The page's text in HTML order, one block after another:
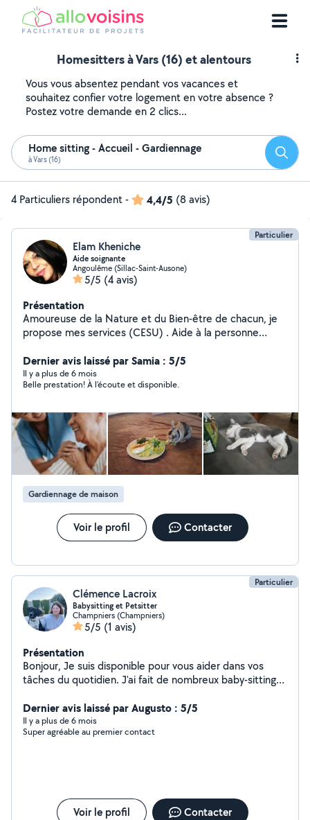
Homesitters à Vars (16) et alentours
Vous vous absentez pendant vos vacances et
souhaitez confier votre logement en votre absence ?
Postez votre demande en 2 clics...
Home sitting - Accueil - Gardiennage
à Vars (16)
4 Particuliers répondent- 4,4/5 (8 avis)
Particulier
Elam Kheniche
Aide soignante
Angoulême (Sillac-Saint-Ausone)
5/5 (4 avis)
Présentation
Amoureuse de la Nature et du Bien-être de chacun, je
propose mes services (CESU) . Aide à la personne
jardinage . Promenade de votre petit compagnon à
quatre pattes
Dernier avis laissé par Samia : 5/5
Il y a plus de 6 mois
Belle prestation! À l’écoute et disponible.
Gardiennage de maison
Voir le profil Contacter
Particulier
Clémence Lacroix
Babysitting et Petsitter
Champniers (Champniers)
5/5 (1 avis)
Présentation
Bonjour, Je suis disponible pour vous aider dans vos
tâches du quotidien. J'ai fait de nombreux baby-sitting
m'occuper de vos loulous pendant votre absence.
Dernier avis laissé par Augusto : 5/5
Il y a plus de 6 mois
Super agréable au premier contact
Voir le profil Contacter